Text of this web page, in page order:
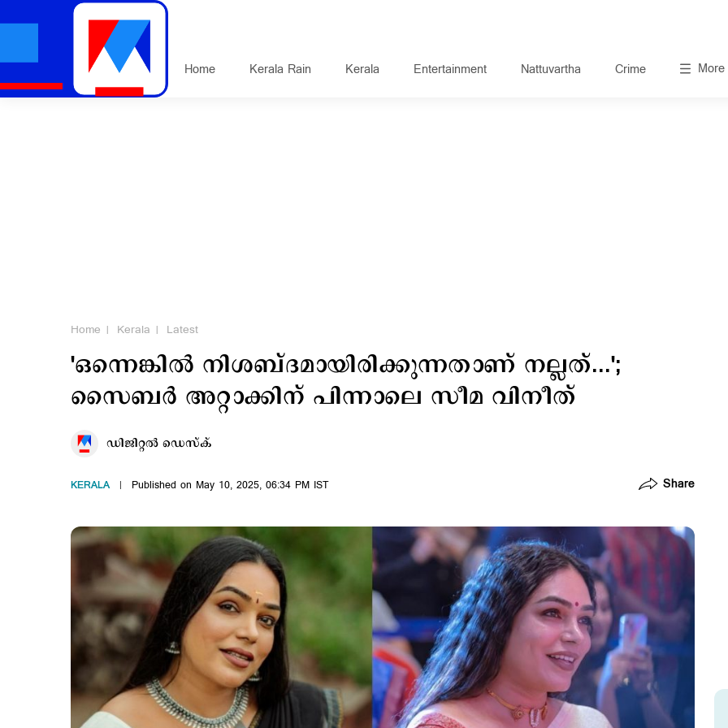
Home Kerala Rain Kerala Entertainment Nattuvartha Crime More
Home Kerala Latest
'ഒന്നെങ്കിൽ നിശബ്ദമായിരിക്കുന്നതാണ് നല്ലത്...';
സൈബര്‍ അറ്റാക്കിന് പിന്നാലെ സീമ വിനീത്
ഡിജിറ്റല്‍ ഡെസ്​ക്
KERALA Published on May 10, 2025, 06:34 PM IST Share